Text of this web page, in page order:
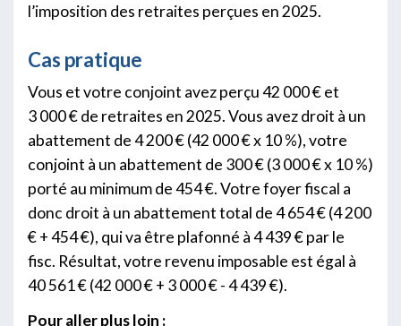
l’imposition des retraites perçues en 2025.
Cas pratique
Vous et votre conjoint avez perçu 42 000 € et
3 000 € de retraites en 2025. Vous avez droit à un
abattement de 4 200 € (42 000 € x 10 %), votre
conjoint à un abattement de 300 € (3 000 € x 10 %)
porté au minimum de 454 €. Votre foyer fiscal a
donc droit à un abattement total de 4 654 € (4 200
€ + 454 €), qui va être plafonné à 4 439 € par le
fisc. Résultat, votre revenu imposable est égal à
40 561 € (42 000 € + 3 000 € - 4 439 €).
Pour aller plus loin :